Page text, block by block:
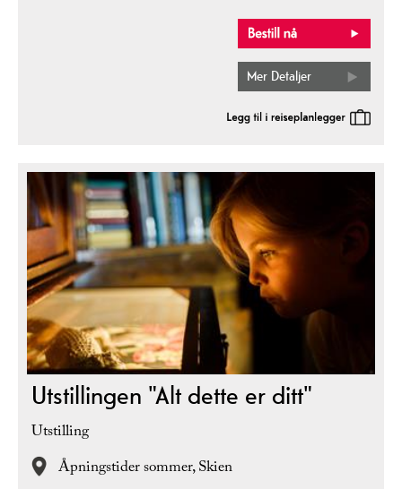
Mer Detaljer
Utstillingen "Alt dette er ditt"
Utstilling
Åpningstider sommer,Skien